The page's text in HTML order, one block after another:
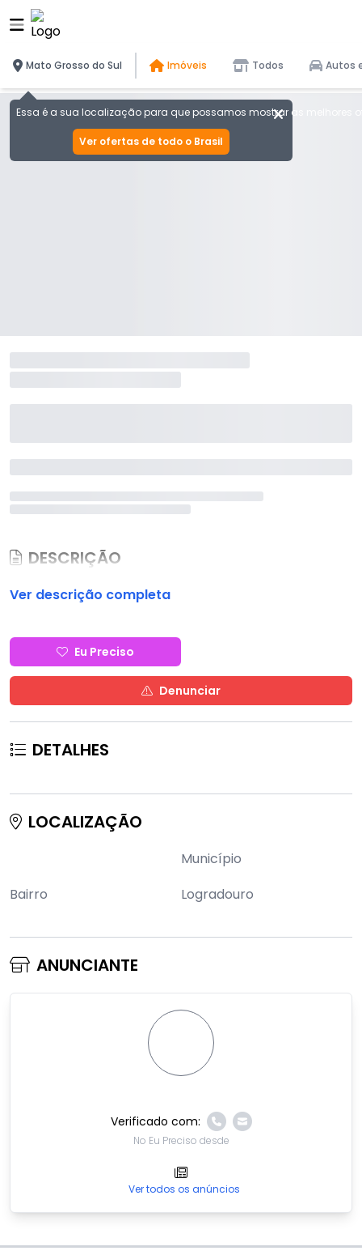
Mato Grosso do Sul
Essa é a sua localização para que possamos mostrar as melhores
Ver ofertas de todo o Brasil
Imóveis Todos Autos
DESCRIÇÃO
Ver descrição completa
Eu Preciso
Denunciar
DETALHES
LOCALIZAÇÃO
Município
Bairro
Logradouro
ANUNCIANTE
Verificado com:
No Eu Preciso desde
Ver todos os anúncios